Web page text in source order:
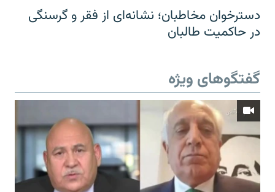
دسترخوان مخاطبان؛ نشانه‌ای از فقر و گرسنگی
در حاکمیت طالبان
گفتگوهای ویژه